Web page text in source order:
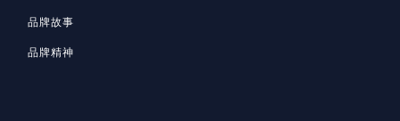
品牌故事
品牌精神